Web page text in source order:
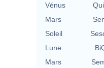
Vénus
Mars
Soleil
Lune
Mars